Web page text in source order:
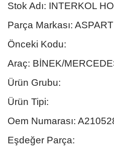
Stok Adı: INTERKOL
Parça Markası: ASPART
Önceki Kodu:
Araç: BİNEK/
Ürün Grubu:
Ürün Tipi:
Oem Numarası:
Eşdeğer Parça: